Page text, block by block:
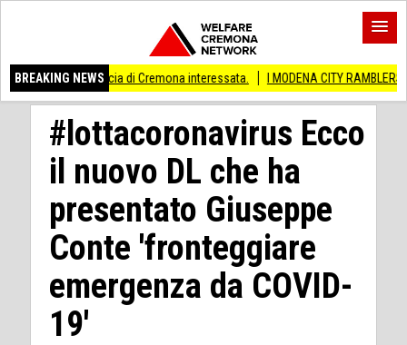
BREAKING NEWS
di Cremona interessata. I MODENA CITY RAMBLERS ARRIVANO A
#lottacoronavirus Ecco
il nuovo DL che ha
presentato Giuseppe
Conte 'fronteggiare
emergenza da COVID-
19'